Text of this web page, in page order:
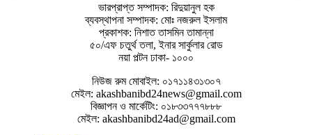
ভারপ্রাপ্ত সম্পাদক: রিদুয়ানুল হক
ব্যবস্থাপনা সম্পাদক: মোঃ নজরুল ইসলাম
প্রকাশক: নিশাত তাসমিন তামান্না
৫০/এফ চতুর্থ তলা, ইনার সার্কুলার রোড
নয়া পল্টন ঢাকা- ১০০০
নিউজ রুম মোবাইল: ০১৭১১৪৩১৩০৭
মেইল: akashbanibd24news@gmail.com
বিজ্ঞাপন ও মার্কেটিং: ০১৮৩৩৭৭৭৮৮৮
মেইল: akashbanibd24ad@gmail.com